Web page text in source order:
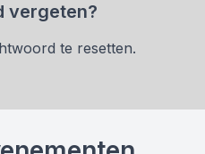
vergeten?
te resetten.